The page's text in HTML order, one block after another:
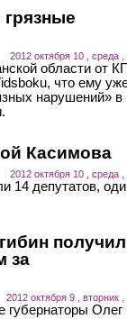
2012 октября 10 , среда ,
области от
что ему
нарушений» в
Касимова
2012 октября 10 , среда ,
14 депутатов,
за
2012 октября 9 , вторник ,
губернаторы Олег